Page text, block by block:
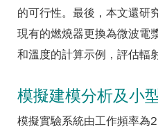
的可行性。最後，本文還研
現有的燃燒器更換為微波電
和溫度的計算示例，評估輻
模擬建模分析及小
模擬實驗系統由工作頻率為